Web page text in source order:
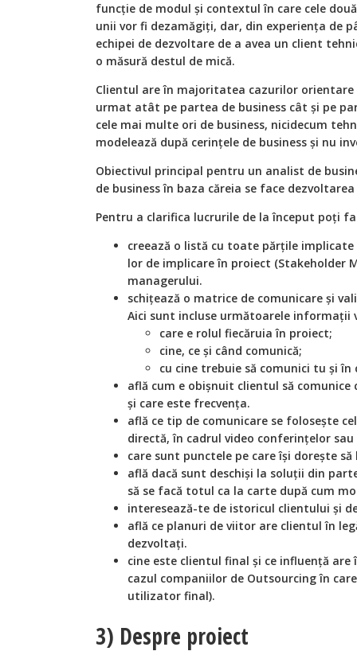
funcție de modul și contextul în care cele
unii vor fi dezamăgiți, dar, din experiența de
echipei de dezvoltare de a avea un client
o măsură destul de mică.
Clientul are în majoritatea cazurilor orientare
urmat atât pe partea de business cât și pe
cele mai multe ori de business, nicidecum
modelează după cerințele de business și nu
Obiectivul principal pentru un analist de
de business în baza căreia se face
Pentru a clarifica lucrurile de la început poți
creează o listă cu toate părțile
lor de implicare în proiect (Stakeholder
managerului.
schițează o matrice de comunicare și
Aici sunt incluse următoarele informații
care e rolul fiecăruia în proiect;
cine, ce și când comunică;
cu cine trebuie să comunici tu și în
află cum e obișnuit clientul să
și care este frecvența.
află ce tip de comunicare se folosește
directă, în cadrul video conferințelor
care sunt punctele pe care își dorește
află dacă sunt deschiși la soluții din
să se facă totul ca la carte după cum
interesează-te de istoricul clientului și
află ce planuri de viitor are clientul în
dezvoltați.
cine este clientul final și ce influență are
cazul companiilor de Outsourcing în
utilizator final).
3) Despre proiect